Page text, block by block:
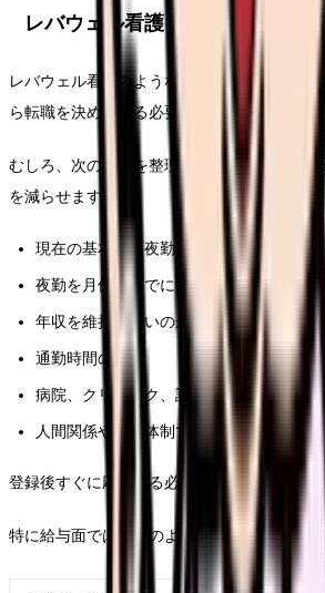
レバウェル看護に登録する前に
レバウェル看護のような看護師専門サービ
ら転職を決めている必要はありません。
むしろ、次の条件を整理してから相談した
を減らせます。
現在の基本給、夜勤手当、賞与
夜勤を月何回までにしたいか
年収を維持したいのか、体力を優先した
通勤時間の上限
病院、クリニック、訪問看護など興味の
人間関係や教育体制で避けたい条件
登録後すぐに応募する必要はありません。
特に給与面では、次のように伝えると比較し